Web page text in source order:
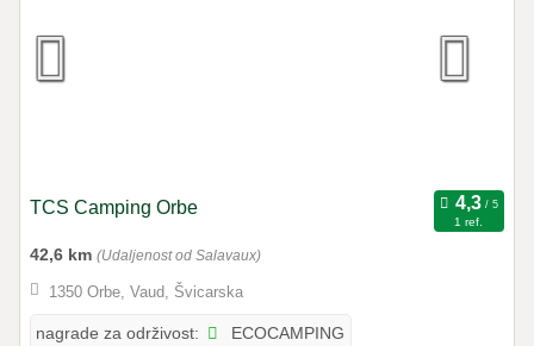
TCS Camping Orbe
1 ref.
42,6 km (Udaljenost od Salavaux)
1350 Orbe, Vaud, Švicarska
nagrade za održivost: ECOCAMPING